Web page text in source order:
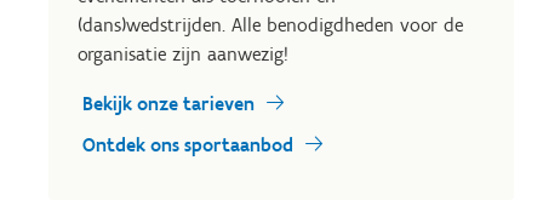
(dans)wedstrijden. Alle benodigdheden voor de
organisatie zijn aanwezig!
Bekijk onze tarieven
Ontdek ons sportaanbod